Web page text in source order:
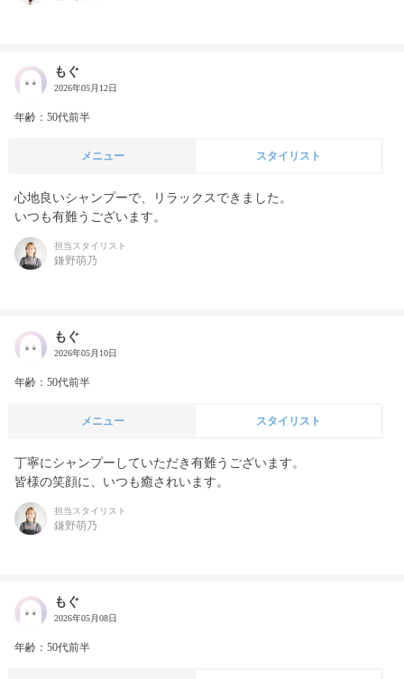
もぐ
2026年05月12日
年齢：50代前半
メニュー スタイリスト
心地良いシャンプーで、リラックスできました。
いつも有難うございます。
担当スタイリスト
鎌野萌乃
もぐ
2026年05月10日
年齢：50代前半
メニュー スタイリスト
丁寧にシャンプーしていただき有難うございます。
皆様の笑顔に、いつも癒されいます。
担当スタイリスト
鎌野萌乃
もぐ
2026年05月08日
年齢：50代前半